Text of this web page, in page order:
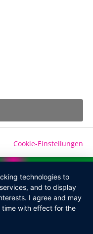
Cookie-Einstellungen
technologies to
and to display
I agree and may
time with effect for the